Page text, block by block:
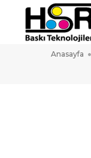
Anasayfa